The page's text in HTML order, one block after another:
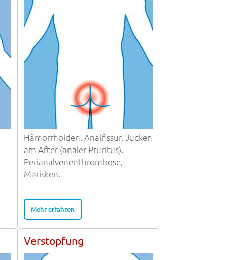
Hämorrhoiden, Analfissur, Jucken
am After (analer Pruritus),
Perianalvenenthrombose,
Marisken.
Mehr erfahren
Verstopfung